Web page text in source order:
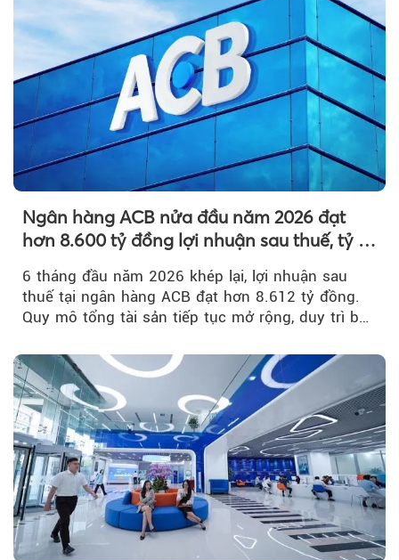
Ngân hàng ACB nửa đầu năm 2026 đạt
hơn 8.600 tỷ đồng lợi nhuận sau thuế, tỷ lệ
6 tháng đầu năm 2026 khép lại, lợi nhuận sau
thuế tại ngân hàng ACB đạt hơn 8.612 tỷ đồng.
Quy mô tổng tài sản tiếp tục mở rộng, duy trì bộ